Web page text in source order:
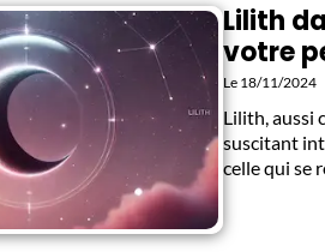
Lilith
votre
Le 18/11/2024
Lilith, aussi
suscitant
celle qui se